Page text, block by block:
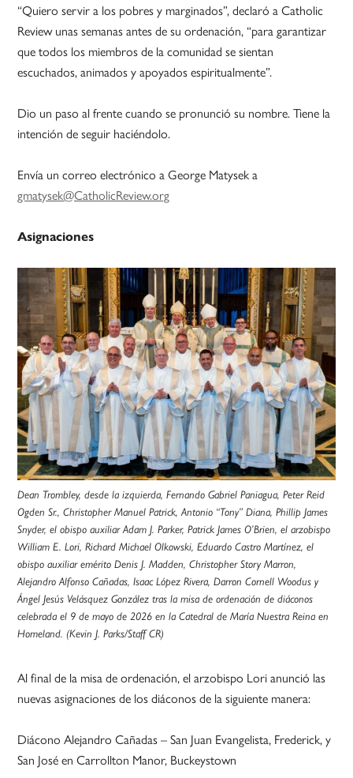
“Quiero servir a los pobres y marginados”, declaró a Catholic
Review unas semanas antes de su ordenación, “para garantizar
que todos los miembros de la comunidad se sientan
escuchados, animados y apoyados espiritualmente”.
Dio un paso al frente cuando se pronunció su nombre. Tiene la
intención de seguir haciéndolo.
Envía un correo electrónico a George Matysek a
gmatysek@CatholicReview.org
Asignaciones
Dean Trombley, desde la izquierda, Fernando Gabriel Paniagua, Peter Reid
Ogden Sr., Christopher Manuel Patrick, Antonio “Tony” Diana, Phillip James
Snyder, el obispo auxiliar Adam J. Parker, Patrick James O’Brien, el arzobispo
William E. Lori, Richard Michael Olkowski, Eduardo Castro Martínez, el
obispo auxiliar emérito Denis J. Madden, Christopher Story Marron,
Alejandro Alfonso Cañadas, Isaac López Rivera, Darron Cornell Woodus y
Ángel Jesús Velásquez González tras la misa de ordenación de diáconos
celebrada el 9 de mayo de 2026 en la Catedral de María Nuestra Reina en
Homeland. (Kevin J. Parks/Staff CR)
Al final de la misa de ordenación, el arzobispo Lori anunció las
nuevas asignaciones de los diáconos de la siguiente manera:
Diácono Alejandro Cañadas – San Juan Evangelista, Frederick, y
San José en Carrollton Manor, Buckeystown